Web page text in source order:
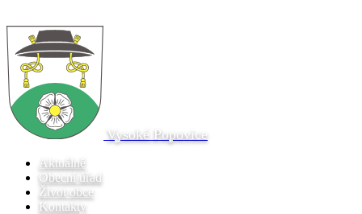
Vysoké Popovice
Aktuálně
Obecní úřad
Život obce
Kontakty